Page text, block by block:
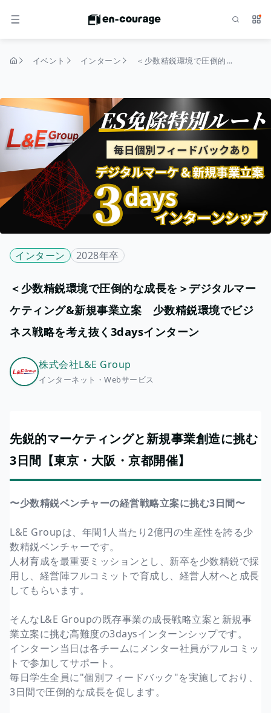
メニュー サ
イベント インターン ＜少数精鋭環境で圧倒的な成長を＞デジタルマーケティング&新規事業立案 少数精鋭環境でビジネス戦略を考え抜く3daysインターン
インターン 2028年卒
＜少数精鋭環境で圧倒的な成長を＞デジタルマー
ケティング&新規事業立案 少数精鋭環境でビジ
ネス戦略を考え抜く3daysインターン
株式会社L&E Group
インターネット・Webサービス
先鋭的マーケティングと新規事業創造に挑む
3日間【東京・大阪・京都開催】
〜少数精鋭ベンチャーの経営戦略立案に挑む3日間〜
L&E Groupは、年間1人当たり2億円の生産性を誇る少
数精鋭ベンチャーです。
人材育成を最重要ミッションとし、新卒を少数精鋭で採
用し、経営陣フルコミットで育成し、経営人材へと成長
してもらいます。
そんなL&E Groupの既存事業の成長戦略立案と新規事
業立案に挑む高難度の3daysインターンシップです。
インターン当日は各チームにメンター社員がフルコミッ
トで参加してサポート。
毎日学生全員に"個別フィードバック"を実施しており、
3日間で圧倒的な成長を促します。